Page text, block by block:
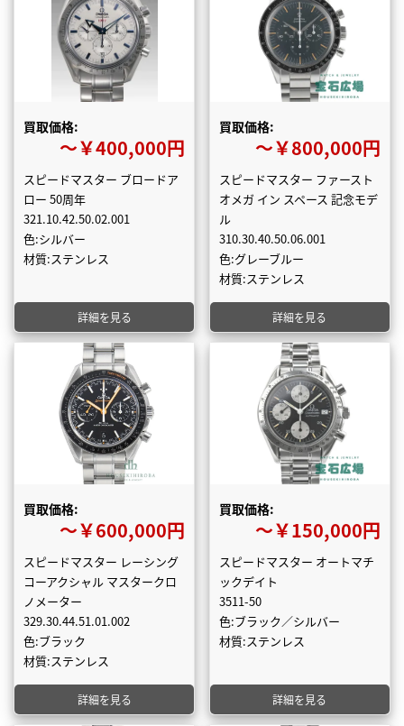
買取価格:
〜￥400,000円
スピードマスター ブロードア
ロー 50周年
321.10.42.50.02.001
色:シルバー
材質:ステンレス
詳細を見る
買取価格:
〜￥800,000円
スピードマスター ファースト
オメガ イン スペース 記念モデ
ル
310.30.40.50.06.001
色:グレーブルー
材質:ステンレス
詳細を見る
買取価格:
〜￥600,000円
スピードマスター レーシング
コーアクシャル マスタークロ
ノメーター
329.30.44.51.01.002
色:ブラック
材質:ステンレス
詳細を見る
買取価格:
〜￥150,000円
スピードマスター オートマチ
ックデイト
3511-50
色:ブラック／シルバー
材質:ステンレス
詳細を見る